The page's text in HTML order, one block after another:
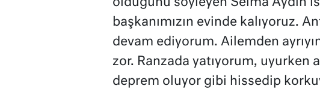
olduğunu söyleyen Selma Aydın
başkanımızın evinde kalıyoruz.
devam ediyorum. Ailemden
zor. Ranzada yatıyorum, uyurken
deprem oluyor gibi hissedip